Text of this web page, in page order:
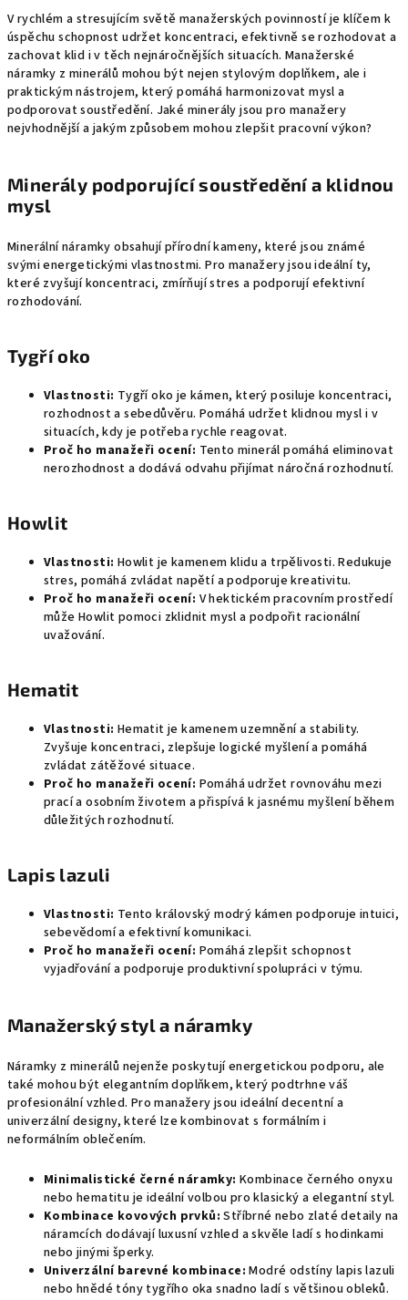
V rychlém a stresujícím světě manažerských povinností je klíčem k
úspěchu schopnost udržet koncentraci, efektivně se rozhodovat a
zachovat klid i v těch nejnáročnějších situacích. Manažerské
náramky z minerálů mohou být nejen stylovým doplňkem, ale i
praktickým nástrojem, který pomáhá harmonizovat mysl a
podporovat soustředění. Jaké minerály jsou pro manažery
nejvhodnější a jakým způsobem mohou zlepšit pracovní výkon?
Minerály podporující soustředění a klidnou
mysl
Minerální náramky obsahují přírodní kameny, které jsou známé
svými energetickými vlastnostmi. Pro manažery jsou ideální ty,
které zvyšují koncentraci, zmírňují stres a podporují efektivní
rozhodování.
Tygří oko
Vlastnosti: Tygří oko je kámen, který posiluje koncentraci,
rozhodnost a sebedůvěru. Pomáhá udržet klidnou mysl i v
situacích, kdy je potřeba rychle reagovat.
Proč ho manažeři ocení: Tento minerál pomáhá eliminovat
nerozhodnost a dodává odvahu přijímat náročná rozhodnutí.
Howlit
Vlastnosti: Howlit je kamenem klidu a trpělivosti. Redukuje
stres, pomáhá zvládat napětí a podporuje kreativitu.
Proč ho manažeři ocení: V hektickém pracovním prostředí
může Howlit pomoci zklidnit mysl a podpořit racionální
uvažování.
Hematit
Vlastnosti: Hematit je kamenem uzemnění a stability.
Zvyšuje koncentraci, zlepšuje logické myšlení a pomáhá
zvládat zátěžové situace.
Proč ho manažeři ocení: Pomáhá udržet rovnováhu mezi
prací a osobním životem a přispívá k jasnému myšlení během
důležitých rozhodnutí.
Lapis lazuli
Vlastnosti: Tento královský modrý kámen podporuje intuici,
sebevědomí a efektivní komunikaci.
Proč ho manažeři ocení: Pomáhá zlepšit schopnost
vyjadřování a podporuje produktivní spolupráci v týmu.
Manažerský styl a náramky
Náramky z minerálů nejenže poskytují energetickou podporu, ale
také mohou být elegantním doplňkem, který podtrhne váš
profesionální vzhled. Pro manažery jsou ideální decentní a
univerzální designy, které lze kombinovat s formálním i
neformálním oblečením.
Minimalistické černé náramky: Kombinace černého onyxu
nebo hematitu je ideální volbou pro klasický a elegantní styl.
Kombinace kovových prvků: Stříbrné nebo zlaté detaily na
náramcích dodávají luxusní vzhled a skvěle ladí s hodinkami
nebo jinými šperky.
Univerzální barevné kombinace: Modré odstíny lapis lazuli
nebo hnědé tóny tygřího oka snadno ladí s většinou obleků.